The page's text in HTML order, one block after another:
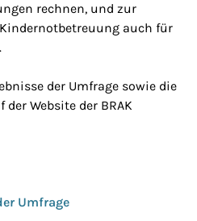
rechnen, und zur
auch für
der Umfrage sowie die
Website der BRAK
Umfrage